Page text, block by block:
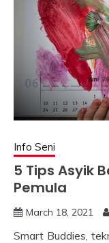
Info Seni
5 Tips Asyik
Pemula
March 18, 2021
Smart Buddies,